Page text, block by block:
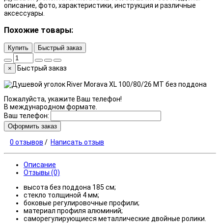
описание, фото, характеристики, инструкция и различные
аксессуары.
Похожие товары:
Купить Быстрый заказ
× Быстрый заказ
Пожалуйста, укажите Ваш телефон!
В международном формате.
Ваш телефон:
Оформить заказ
0 отзывов / Написать отзыв
Описание
Отзывы (0)
высота без поддона 185 см;
стекло толщиной 4 мм;
боковые регулировочные профили;
материал профиля алюминий;
саморегулирующиеся металлические двойные ролики.